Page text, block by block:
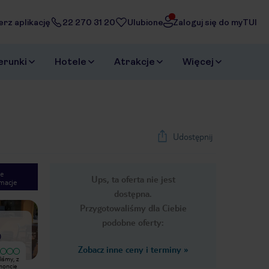
aplikację 22 270 31 20 Ulubione Zaloguj się do myTUI
Hotele Atrakcje Więcej
Udostępnij
Ups, ta oferta nie jest
dostępna.
Przygotowaliśmy dla Ciebie
podobne oferty:
Zobacz inne ceny i terminy »
Next slide
1/23
z